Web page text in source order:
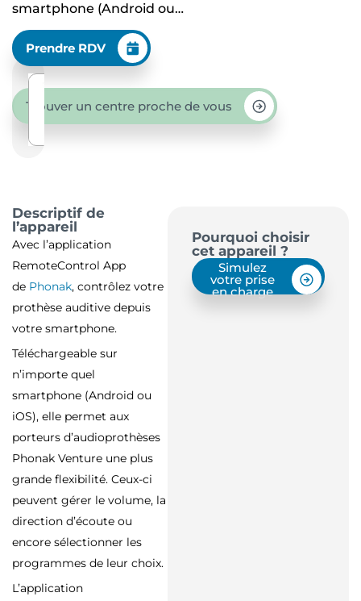
smartphone (Android ou…
Prendre RDV
Trouver un centre proche de vous
Descriptif de
l’appareil
Avec l’application
RemoteControl App
de Phonak, contrôlez votre
prothèse auditive depuis
votre smartphone.
Téléchargeable sur
n’importe quel
smartphone (Android ou
iOS), elle permet aux
porteurs d’audioprothèses
Phonak Venture une plus
grande flexibilité. Ceux-ci
peuvent gérer le volume, la
direction d’écoute ou
encore sélectionner les
programmes de leur choix.
L’application
Pourquoi choisir
cet appareil ?
Simulez
votre prise
en charge